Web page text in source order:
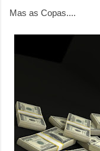
Mas as Copas....